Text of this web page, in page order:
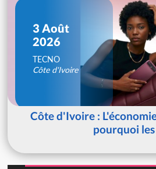
3 Août
2026
TECNO
Côte d'Ivoire
Côte d'Ivoire :
pourquoi les